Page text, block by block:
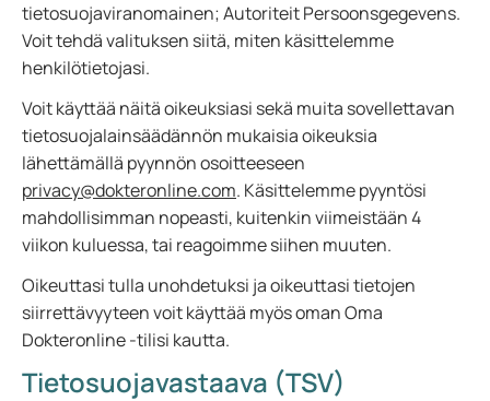
tietosuojaviranomainen; Autoriteit Persoonsgegevens.
Voit tehdä valituksen siitä, miten käsittelemme
henkilötietojasi.
Voit käyttää näitä oikeuksiasi sekä muita sovellettavan
tietosuojalainsäädännön mukaisia oikeuksia
lähettämällä pyynnön osoitteeseen
privacy@dokteronline.com. Käsittelemme pyyntösi
mahdollisimman nopeasti, kuitenkin viimeistään 4
viikon kuluessa, tai reagoimme siihen muuten.
Oikeuttasi tulla unohdetuksi ja oikeuttasi tietojen
siirrettävyyteen voit käyttää myös oman Oma
Dokteronline -tilisi kautta.
Tietosuojavastaava (TSV)